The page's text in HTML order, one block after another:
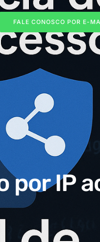
FALE CONOSCO POR E-
IP